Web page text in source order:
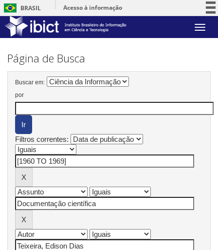
BRASIL
Acesso à informação
Serviços
Skip
Página de Busca
Buscar em:
por
Filtros correntes: